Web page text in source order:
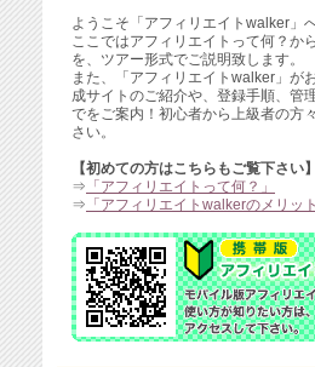
ようこそ「アフィリエイトwalker」
ここではアフィリエイトって何？か
を、ツアー形式でご説明致します。
また、「アフィリエイトwalker」が
成サイトのご紹介や、登録手順、管
でをご案内！初心者から上級者の方
さい。
【初めての方はこちらもご覧下さい】
⇒ 「アフィリエイトって何？」
⇒ 「アフィリエイトwalkerのメリット